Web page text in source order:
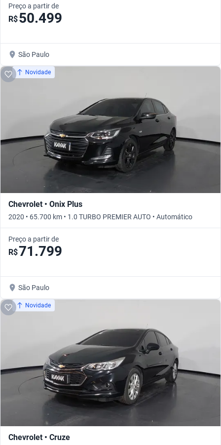
Preço a partir de
R$50.499
São Paulo
Novidade
Chevrolet • Onix Plus
2020 • 65.700 km • 1.0 TURBO PREMIER AUTO • Automático
Preço a partir de
R$71.799
São Paulo
Novidade
Chevrolet • Cruze